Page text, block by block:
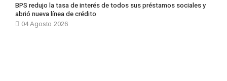
BPS redujo la tasa de interés de todos sus préstamos sociales y
abrió nueva línea de crédito
04 Agosto 2026